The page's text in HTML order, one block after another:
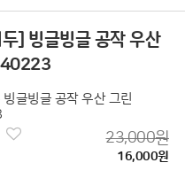
두] 빙글빙글 공작 우산
빙글빙글 공작 우산 그린
23,000원
16,000원